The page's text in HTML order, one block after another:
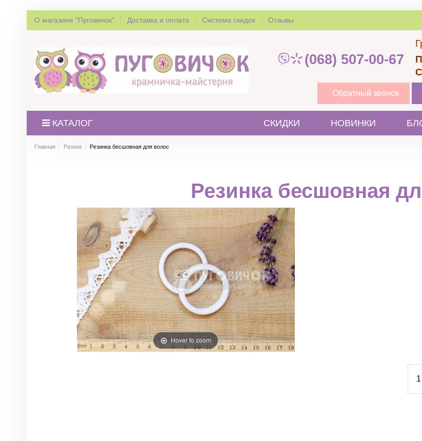
О магазине "Пуговичок" Доставка и оплата Система скидок Отзывы
(068) 507-00-67
Обратный звонок
КАТАЛОГ СКИДКИ НОВИНКИ
Главная Разное Резинка бесшовная для волос
Резинка бесшовная
Hover to zoom